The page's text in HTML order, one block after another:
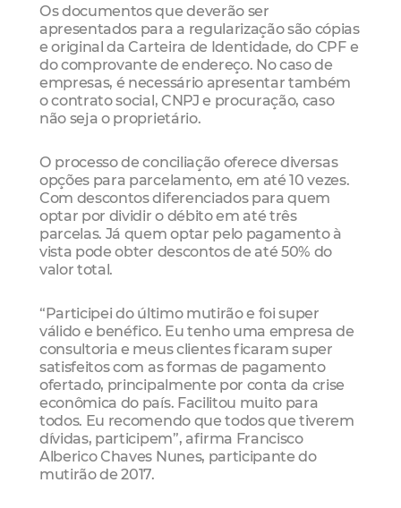
Os documentos que deverão ser
apresentados para a regularização são cópias
e original da Carteira de Identidade, do CPF e
do comprovante de endereço. No caso de
empresas, é necessário apresentar também
o contrato social, CNPJ e procuração, caso
não seja o proprietário.
O processo de conciliação oferece diversas
opções para parcelamento, em até 10 vezes.
Com descontos diferenciados para quem
optar por dividir o débito em até três
parcelas. Já quem optar pelo pagamento à
vista pode obter descontos de até 50% do
valor total.
“Participei do último mutirão e foi super
válido e benéfico. Eu tenho uma empresa de
consultoria e meus clientes ficaram super
satisfeitos com as formas de pagamento
ofertado, principalmente por conta da crise
econômica do país. Facilitou muito para
todos. Eu recomendo que todos que tiverem
dívidas, participem”, afirma Francisco
Alberico Chaves Nunes, participante do
mutirão de 2017.